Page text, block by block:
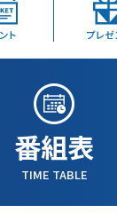
番組表
TIME TABLE